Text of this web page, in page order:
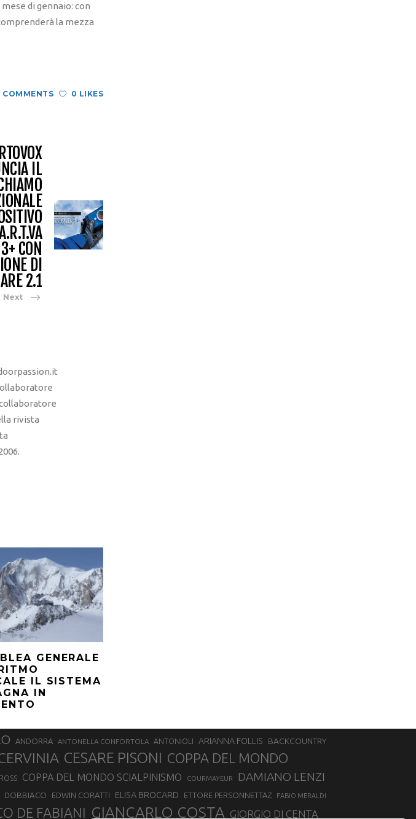
di gennaio: con
la mezza
COMMENTS 0 LIKES
IL
CON
DI
2.1
Next
collaboratore
rivista
GENERALE
IL SISTEMA
IN
ANDORRA ANTONELLA CONFORTOLA ANTONIOLI ARIANNA FOLLIS
BACKCOUNTRY
CESARE PISONI COPPA DEL MONDO
COPPA DEL MONDO SCIALPINISMO COURMAYEUR DAMIANO LENZI
DOBBIACO EDWIN CORATTI ELISA BROCARD ETTORE PERSONNETTAZ FABIO MERALDI
DE FABIANI GIANCARLO COSTA GIORGIO DI CENTA